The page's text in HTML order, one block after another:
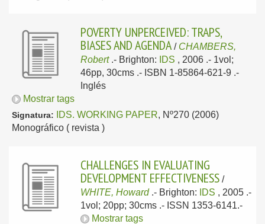
POVERTY UNPERCEIVED: TRAPS,
BIASES AND AGENDA / CHAMBERS,
Robert .- Brighton: IDS , 2006 .- 1vol;
46pp, 30cms .- ISBN 1-85864-621-9 .-
Inglés
Mostrar tags
Signatura: IDS. WORKING PAPER, Nº270 (2006)
Monográfico ( revista )
CHALLENGES IN EVALUATING
DEVELOPMENT EFFECTIVENESS /
WHITE, Howard .- Brighton: IDS , 2005 .-
1vol; 20pp; 30cms .- ISSN 1353-6141.-
Mostrar tags